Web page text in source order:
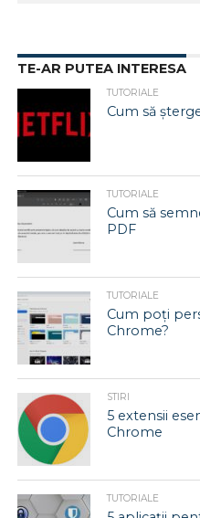
TE-AR PUTEA INTERESA
TUTORIALE
Cum să
TUTORIALE
Cum să
PDF
TUTORIALE
Cum poți
Chrome?
STIRI
5 extensii
Chrome
TUTORIALE